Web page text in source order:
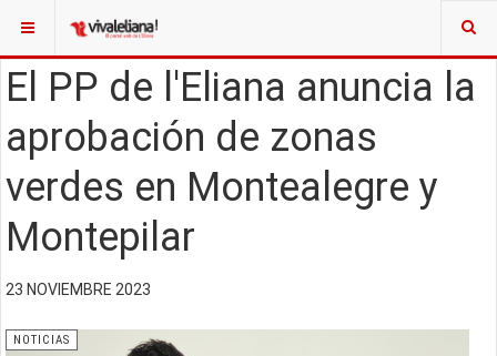
El PP de l'Eliana anuncia la
aprobación de zonas
verdes en Montealegre y
Montepilar
23 NOVIEMBRE 2023
NOTICIAS